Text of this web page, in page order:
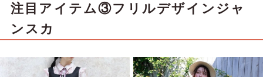
注目アイテム③フリルデザインジャ
ンスカ